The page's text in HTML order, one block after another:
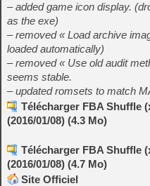
– added game icon display.
as the exe)
– removed « Load archive
loaded automatically)
– removed « Use old audit
seems stable.
– updated romsets to match
Télécharger FBA Shuffle
(2016/01/08) (4.3 Mo)
Télécharger FBA Shuffle
(2016/01/08) (4.7 Mo)
Site Officiel